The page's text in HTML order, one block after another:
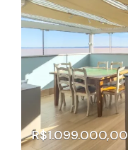
R$1.099.000,00